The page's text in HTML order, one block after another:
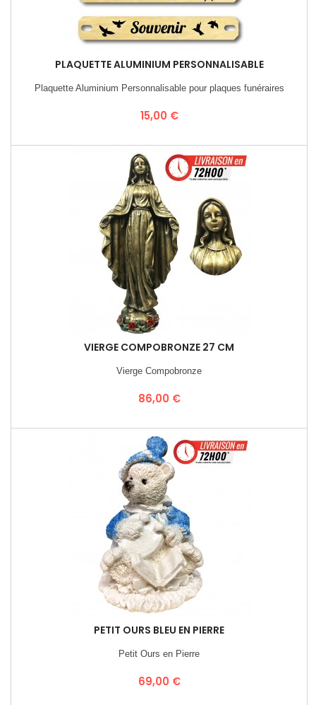
PLAQUETTE ALUMINIUM PERSONNALISABLE
Plaquette Aluminium Personnalisable pour plaques funéraires
Prix
15,00 €
VIERGE COMPOBRONZE 27 CM
Vierge Compobronze
Prix
86,00 €
PETIT OURS BLEU EN PIERRE
Petit Ours en Pierre
Prix
69,00 €